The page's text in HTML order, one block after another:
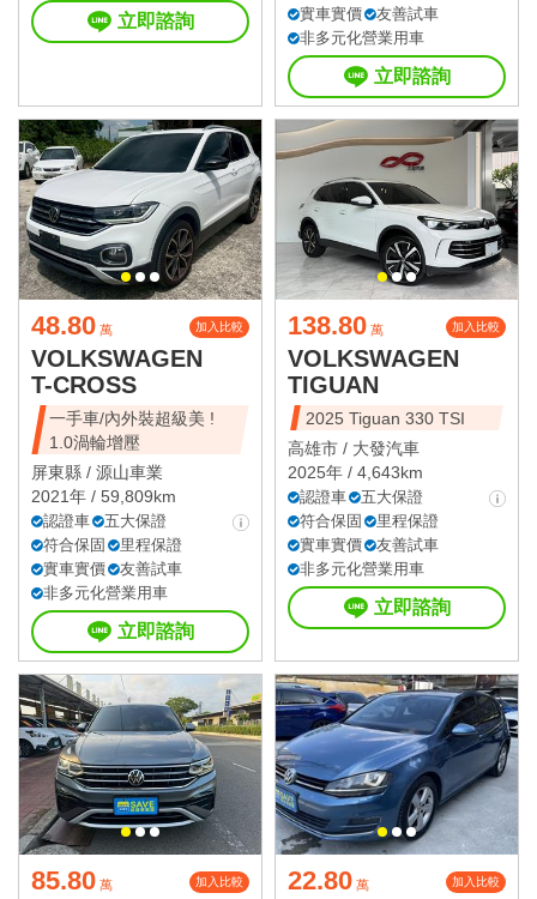
立即諮詢
實車實價
友善試車
非多元化營業用車
立即諮詢
48.80 萬 加入比較
VOLKSWAGEN
T-CROSS
一手車/內外裝超級美 !
1.0渦輪增壓
屏東縣 / 源山車業
2021年 / 59,809km
認證車
五大保證
符合保固
里程保證
實車實價
友善試車
非多元化營業用車
立即諮詢
138.80 萬 加入比較
VOLKSWAGEN
TIGUAN
2025 Tiguan 330 TSI
高雄市 / 大發汽車
2025年 / 4,643km
認證車
五大保證
符合保固
里程保證
實車實價
友善試車
非多元化營業用車
立即諮詢
85.80 萬 加入比較 22.80 萬 加入比較